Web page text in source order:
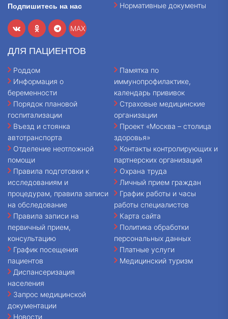
Подпишитесь на нас
MAX
Нормативные документы
ДЛЯ ПАЦИЕНТОВ
Роддом
Информация о
беременности
Порядок плановой
госпитализации
Въезд и стоянка
автотранспорта
Отделение неотложной
помощи
Правила подготовки к
исследованиям и
процедурам, правила записи
на обследование
Правила записи на
первичный прием,
консультацию
График посещения
пациентов
Диспансеризация
населения
Запрос медицинской
документации
Новости
Памятка по
иммунопрофилактике,
календарь прививок
Страховые медицинские
организации
Проект «Москва – столица
здоровья»
Контакты контролирующих и
партнерских организаций
Охрана труда
Личный прием граждан
График работы и часы
работы специалистов
Карта сайта
Политика обработки
персональных данных
Платные услуги
Медицинский туризм